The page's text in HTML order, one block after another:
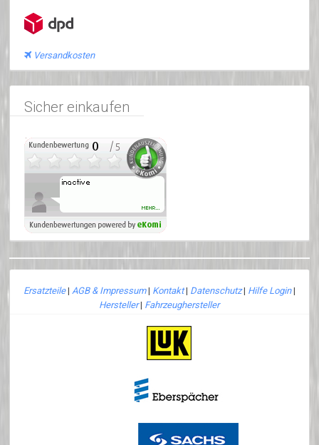
Versandkosten
Sicher einkaufen
Ersatzteile| AGB & Impressum| Kontakt| Datenschutz| Hilfe Login|
Hersteller| Fahrzeughersteller